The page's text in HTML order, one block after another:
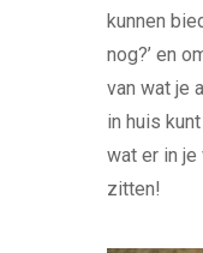
kunnen
nog?’ en
van wat je
in huis
wat er in je
zitten!